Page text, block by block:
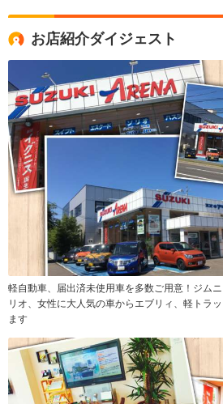
お店紹介ダイジェスト
軽自動車、届出済未使用車を多数ご用意！ジム
リオ、女性に大人気の車からエブリィ、軽トラ
ます